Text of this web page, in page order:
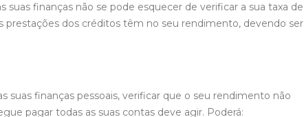
suas finanças não se pode esquecer de verificar a sua taxa de
prestações dos créditos têm no seu rendimento, devendo ser
suas finanças pessoais, verificar que o seu rendimento não
pagar todas as suas contas deve agir. Poderá: